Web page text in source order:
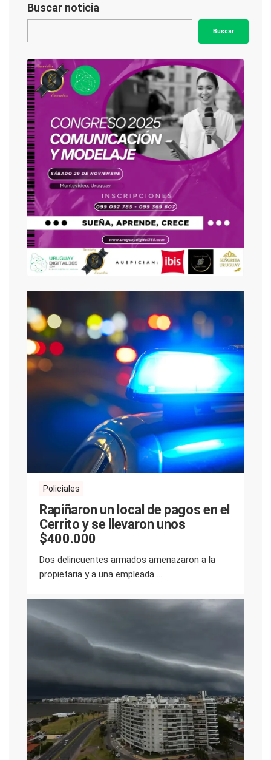
Buscar noticia
Buscar
Policiales
Rapiñaron un local de pagos en el
Cerrito y se llevaron unos
$400.000
Dos delincuentes armados amenazaron a la
propietaria y a una empleada ...